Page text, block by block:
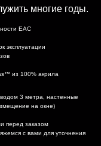
многие годы.
EAC
эксплуатации
из 100% акрила
3 метра, настенные
на окне)
перед заказом
с вами для уточнения